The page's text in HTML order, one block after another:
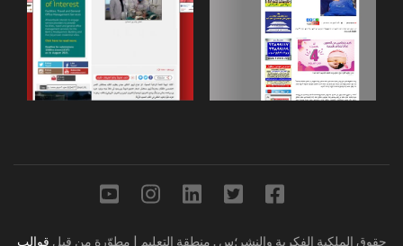
حقوق الملكية الفكرية والنشر؛س. منطقة التعليم | مطوّرة من قبل قوالب